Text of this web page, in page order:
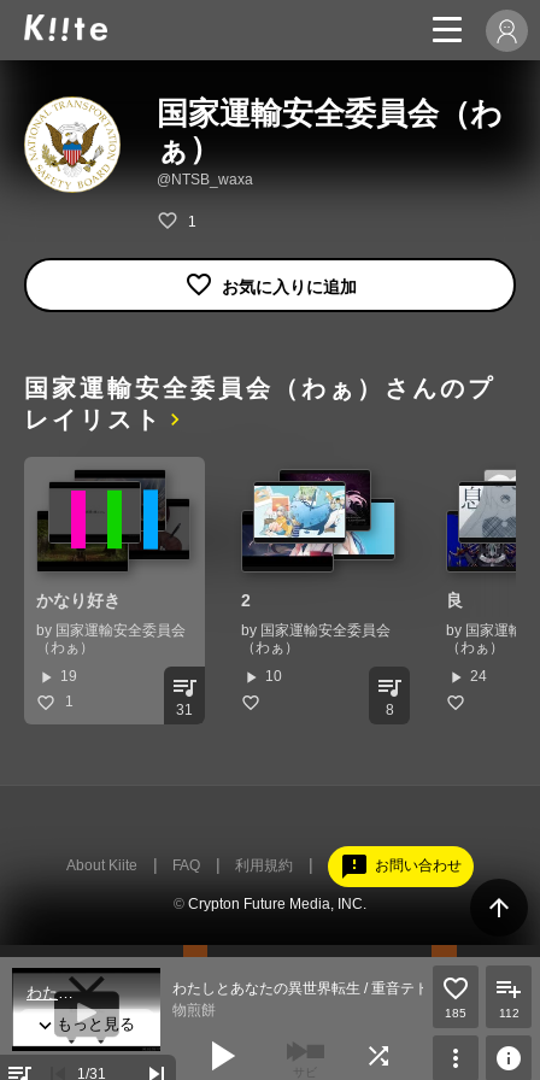
国家運輸安全委員会（わ
ぁ）
@NTSB_waxa
1
国家運輸安全委員会（わぁ）さんのプ
レイリスト
かなり好き
by 国家運輸安全委員会
（わぁ）
play_arrow
19
1
queue_music
31
2
by 国家運輸安全委員会
（わぁ）
play_arrow 10 queue_music
8
良
by 国家運輸
（わぁ）
play_arrow 24
arrow_upward
About Kiite FAQ 利用規約 feedback お問い合わせ
© Crypton Future Media, INC.
queue_music 1 /31 skip_next
わたしとあなたの異世界転生 / 重音テト
物煎餅
play_arrow サビ
shuffle
185 112
more_vert info